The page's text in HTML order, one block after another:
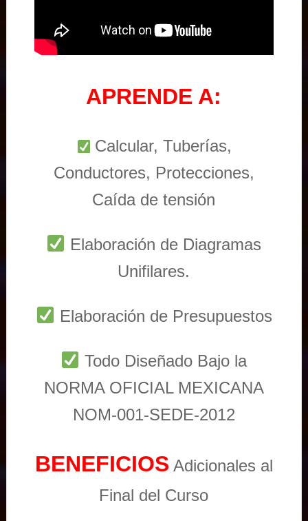
APRENDE A:
Calcular, Tuberías,
Conductores, Protecciones,
Caída de tensión
Elaboración de Diagramas
Unifilares.
Elaboración de Presupuestos
Todo Diseñado Bajo la
NORMA OFICIAL MEXICANA
NOM-001-SEDE-2012
BENEFICIOS Adicionales al
Final del Curso